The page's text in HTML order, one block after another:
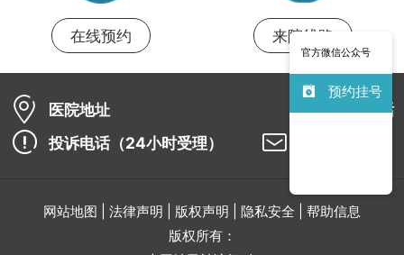
官方微信公众号
预约挂号
在线预约 来院线路
医院地址
咨询电话
投诉电话（24小时受理）
网站地图 | 法律声明 | 版权声明 | 隐私安全 | 帮助信息
版权所有：